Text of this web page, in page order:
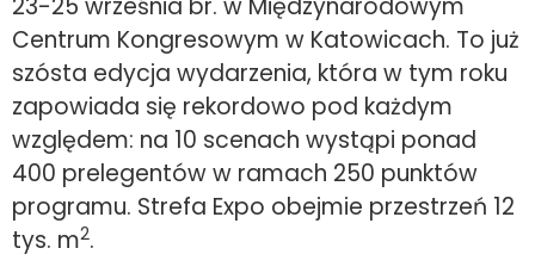
23-25 września br. w Międzynarodowym
Centrum Kongresowym w Katowicach. To już
szósta edycja wydarzenia, która w tym roku
zapowiada się rekordowo pod każdym
względem: na 10 scenach wystąpi ponad
400 prelegentów w ramach 250 punktów
programu. Strefa Expo obejmie przestrzeń 12
tys. m2.